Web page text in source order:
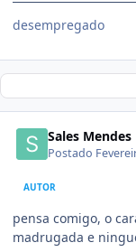
desempregado
Sales Mendes
Postado
AUTOR
pensa comigo, o
madrugada e